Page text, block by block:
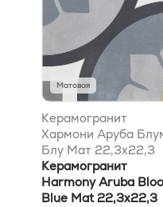
Матовая
Керамогранит
Хармони Аруба
Блу Мат 22,3x22,3
Керамогранит
Harmony Aruba
Blue Mat 22,3x22,3